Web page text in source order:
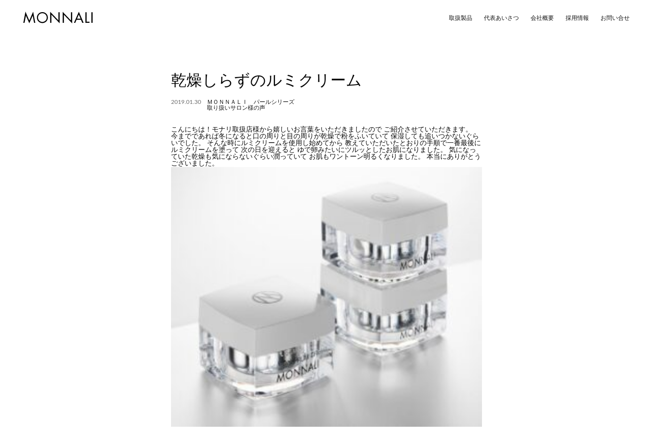
取扱製品 代表あいさつ 会社概要 採用情報 お問い合せ
乾燥しらずのルミクリーム
2019.01.30
ＭＯＮＮＡＬＩ パールシリーズ
取り扱いサロン様の声
こんにちは！モナリ取扱店様から嬉しいお言葉をいただきましたので ご紹介させていただきます。
今までであれば冬になると口の周りと目の周りが乾燥で粉をふいていて 保湿しても追いつかないぐら
いでした。 そんな時にルミクリームを使用し始めてから 教えていただいたとおりの手順で一番最後に
ルミクリームを塗って 次の日を迎えると ゆで卵みたいにツルッとしたお肌になりました。 気になっ
ていた乾燥も気にならないぐらい潤っていて お肌もワントーン明るくなりました。 本当にありがとう
ございました。